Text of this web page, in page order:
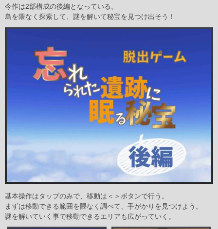
今作は2部構成の後編となっている。
島を隈なく探索して、謎を解いて秘宝を見つけ出そう！
基本操作はタップのみで、移動は＜＞ボタンで行う。
まずは移動できる範囲を隈なく調べて、手がかりを見つけよう。
謎を解いていく事で移動できるエリアも広がっていく。